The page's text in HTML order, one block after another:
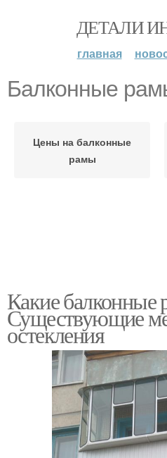
ДЕТАЛИ
главная
Балконные
Цены на балконные
рамы
Какие
Существующие
остекления